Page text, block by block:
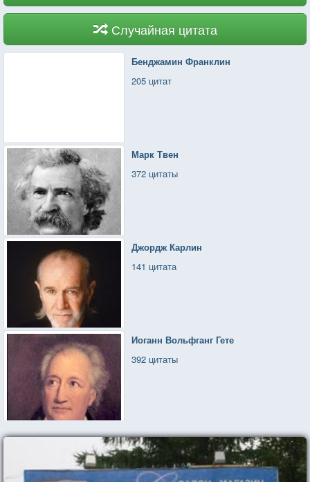
Случайная цитата
Бенджамин Франклин
205 цитат
Марк Твен
372 цитаты
Джордж Карлин
141 цитата
Иоганн Вольфганг Гете
392 цитаты